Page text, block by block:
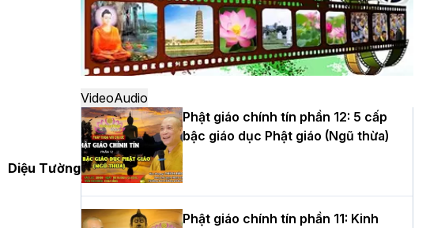
Diệu Tường
Hà Nội: Ngày tu học cuối cùng khép lại
khóa sinh hoạt Phật pháp mùa hè lần
thứ XIV tại chùa Bằng
Học yêu thương trong ngày tu tập thứ
tư của Khóa sinh hoạt Phật pháp mùa
hè tại chùa Bằng
VideoAudio
Phật giáo chính tín phần 12: 5 cấp
bậc giáo dục Phật giáo (Ngũ thừa)
Phật giáo chính tín phần 11: Kinh